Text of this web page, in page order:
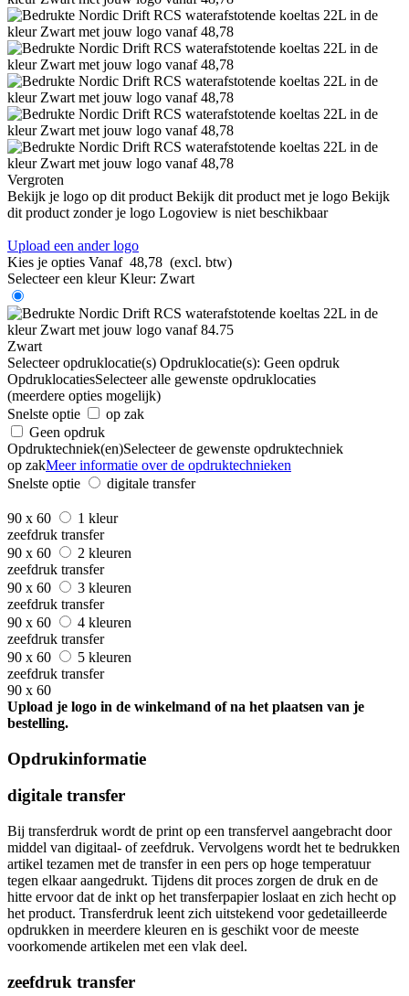
Vergroten
Bekijk je logo op dit product Bekijk dit product met je logo Bekijk
dit product zonder je logo Logoview is niet beschikbaar
Upload een ander logo
Kies je opties Vanaf 48,78 (excl. btw)
Selecteer een kleur Kleur: Zwart
Zwart
Selecteer opdruklocatie(s) Opdruklocatie(s): Geen opdruk
OpdruklocatiesSelecteer alle gewenste opdruklocaties
(meerdere opties mogelijk)
Snelste optie
op zak
Geen opdruk
Opdruktechniek(en)Selecteer de gewenste opdruktechniek
op zakMeer informatie over de opdruktechnieken
Snelste optie
digitale transfer
90 x 60
1 kleur
zeefdruk transfer
90 x 60
2 kleuren
zeefdruk transfer
90 x 60
3 kleuren
zeefdruk transfer
90 x 60
4 kleuren
zeefdruk transfer
90 x 60
5 kleuren
zeefdruk transfer
90 x 60
Upload je logo in de winkelmand of na het plaatsen van je
bestelling.
Opdrukinformatie
digitale transfer
Bij transferdruk wordt de print op een transfervel aangebracht door
middel van digitaal- of zeefdruk. Vervolgens wordt het te bedrukken
artikel tezamen met de transfer in een pers op hoge temperatuur
tegen elkaar aangedrukt. Tijdens dit proces zorgen de druk en de
hitte ervoor dat de inkt op het transferpapier loslaat en zich hecht op
het product. Transferdruk leent zich uitstekend voor gedetailleerde
opdrukken in meerdere kleuren en is geschikt voor de meeste
voorkomende artikelen met een vlak deel.
zeefdruk transfer